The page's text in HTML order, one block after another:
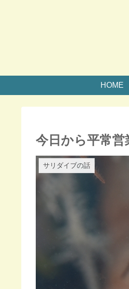
HOME
今日から平常
サリダイブの話